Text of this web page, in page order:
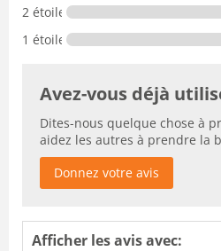
2 étoiles
1 étoile
Avez-vous déjà
Dites-nous quelque chose à
aidez les autres à prendre la
Donnez votre avis
Afficher les avis avec: